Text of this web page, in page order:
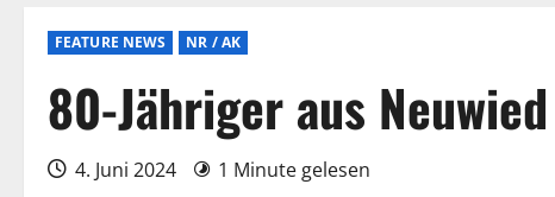
FEATURE NEWS NR / AK
80-Jähriger aus
4. Juni 2024 1 Minute gelesen